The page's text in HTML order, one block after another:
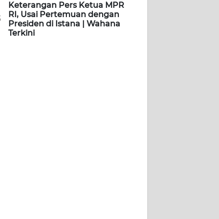
Keterangan Pers Ketua MPR
RI, Usai Pertemuan dengan
Presiden di Istana | Wahana
Terkini